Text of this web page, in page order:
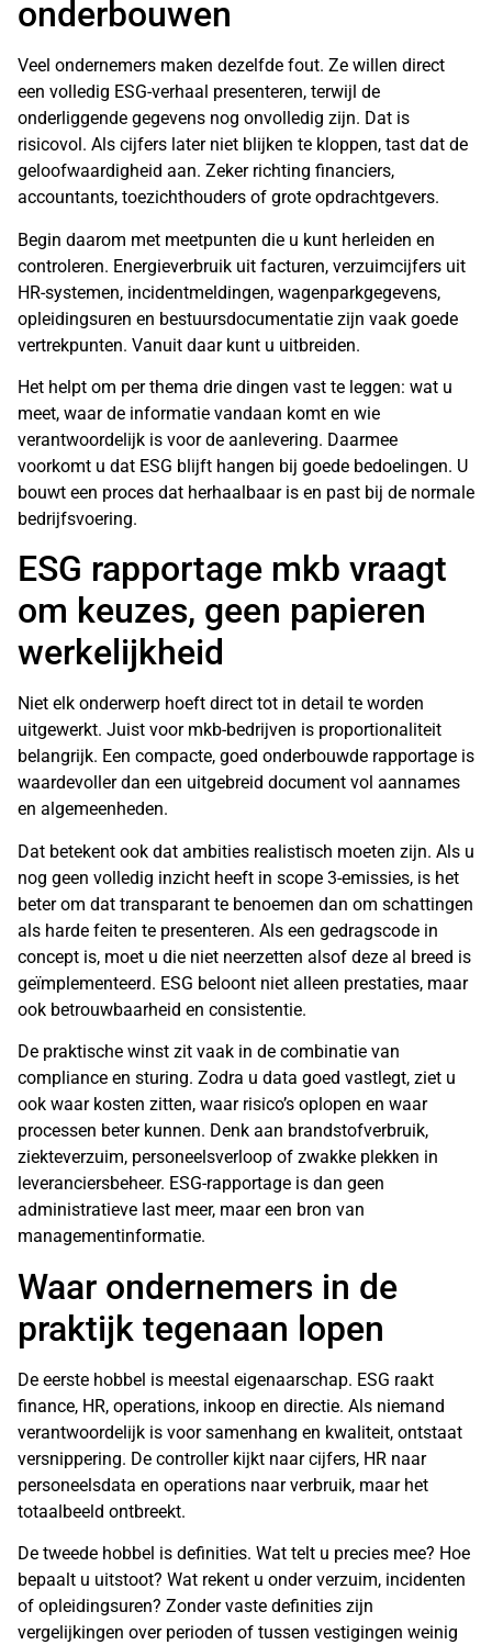
onderbouwen
Veel ondernemers maken dezelfde fout. Ze willen direct
een volledig ESG-verhaal presenteren, terwijl de
onderliggende gegevens nog onvolledig zijn. Dat is
risicovol. Als cijfers later niet blijken te kloppen, tast dat de
geloofwaardigheid aan. Zeker richting financiers,
accountants, toezichthouders of grote opdrachtgevers.
Begin daarom met meetpunten die u kunt herleiden en
controleren. Energieverbruik uit facturen, verzuimcijfers uit
HR-systemen, incidentmeldingen, wagenparkgegevens,
opleidingsuren en bestuursdocumentatie zijn vaak goede
vertrekpunten. Vanuit daar kunt u uitbreiden.
Het helpt om per thema drie dingen vast te leggen: wat u
meet, waar de informatie vandaan komt en wie
verantwoordelijk is voor de aanlevering. Daarmee
voorkomt u dat ESG blijft hangen bij goede bedoelingen. U
bouwt een proces dat herhaalbaar is en past bij de normale
bedrijfsvoering.
ESG rapportage mkb vraagt
om keuzes, geen papieren
werkelijkheid
Niet elk onderwerp hoeft direct tot in detail te worden
uitgewerkt. Juist voor mkb-bedrijven is proportionaliteit
belangrijk. Een compacte, goed onderbouwde rapportage is
waardevoller dan een uitgebreid document vol aannames
en algemeenheden.
Dat betekent ook dat ambities realistisch moeten zijn. Als u
nog geen volledig inzicht heeft in scope 3-emissies, is het
beter om dat transparant te benoemen dan om schattingen
als harde feiten te presenteren. Als een gedragscode in
concept is, moet u die niet neerzetten alsof deze al breed is
geïmplementeerd. ESG beloont niet alleen prestaties, maar
ook betrouwbaarheid en consistentie.
De praktische winst zit vaak in de combinatie van
compliance en sturing. Zodra u data goed vastlegt, ziet u
ook waar kosten zitten, waar risico’s oplopen en waar
processen beter kunnen. Denk aan brandstofverbruik,
ziekteverzuim, personeelsverloop of zwakke plekken in
leveranciersbeheer. ESG-rapportage is dan geen
administratieve last meer, maar een bron van
managementinformatie.
Waar ondernemers in de
praktijk tegenaan lopen
De eerste hobbel is meestal eigenaarschap. ESG raakt
finance, HR, operations, inkoop en directie. Als niemand
verantwoordelijk is voor samenhang en kwaliteit, ontstaat
versnippering. De controller kijkt naar cijfers, HR naar
personeelsdata en operations naar verbruik, maar het
totaalbeeld ontbreekt.
De tweede hobbel is definities. Wat telt u precies mee? Hoe
bepaalt u uitstoot? Wat rekent u onder verzuim, incidenten
of opleidingsuren? Zonder vaste definities zijn
vergelijkingen over perioden of tussen vestigingen weinig